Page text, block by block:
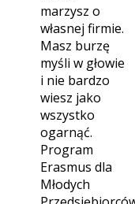
marzysz o
własnej firmie.
Masz burzę
myśli w głowie
i nie bardzo
wiesz jako
wszystko
ogarnąć.
Program
Erasmus dla
Młodych